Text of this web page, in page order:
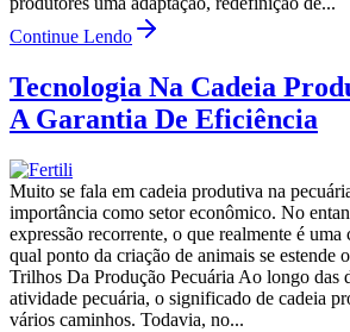
Continue Lendo
Tecnologia Na Cadeia
A Garantia De Eficiência
Muito se fala em cadeia produtiva na
importância como setor econômico. No
expressão recorrente, o que realmente é
qual ponto da criação de animais se estende
Trilhos Da Produção Pecuária Ao longo das
atividade pecuária, o significado de cadeia
vários caminhos. Todavia, no...